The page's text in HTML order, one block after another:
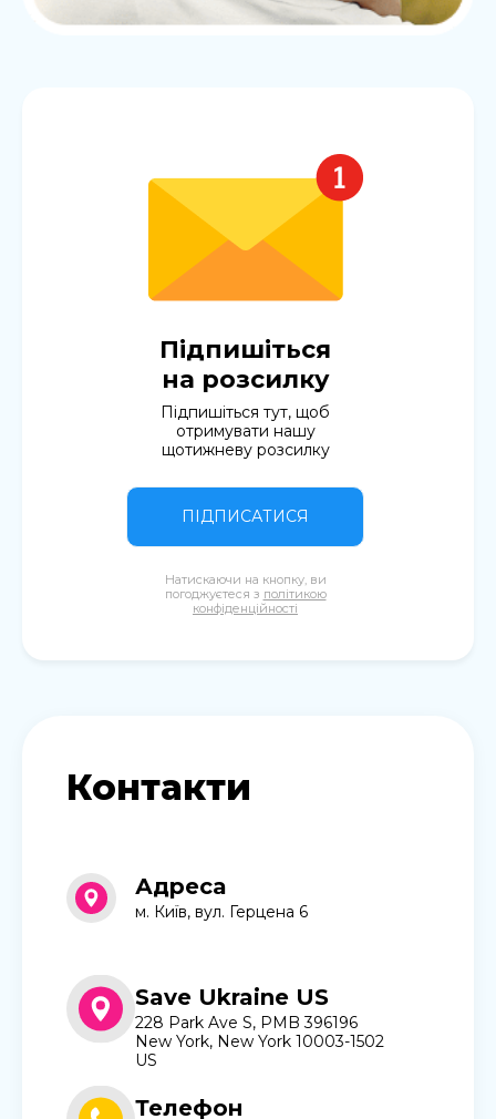
Підпишіться
на розсилку
Підпишіться тут, щоб
отримувати нашу
щотижневу розсилку
ПІДПИСАТИСЯ
Натискаючи на кнопку, ви
погоджуєтеся з політикою
конфіденційності
Контакти
Адреса
м. Київ, вул. Герцена 6
Save Ukraine US
228 Park Ave S, PMB 396196
New York, New York 10003-1502
US
Телефон